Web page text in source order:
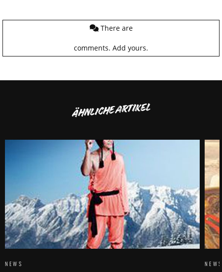
There are
comments. Add yours.
ÄHNLICHE ARTIKEL
NEWS NEWS